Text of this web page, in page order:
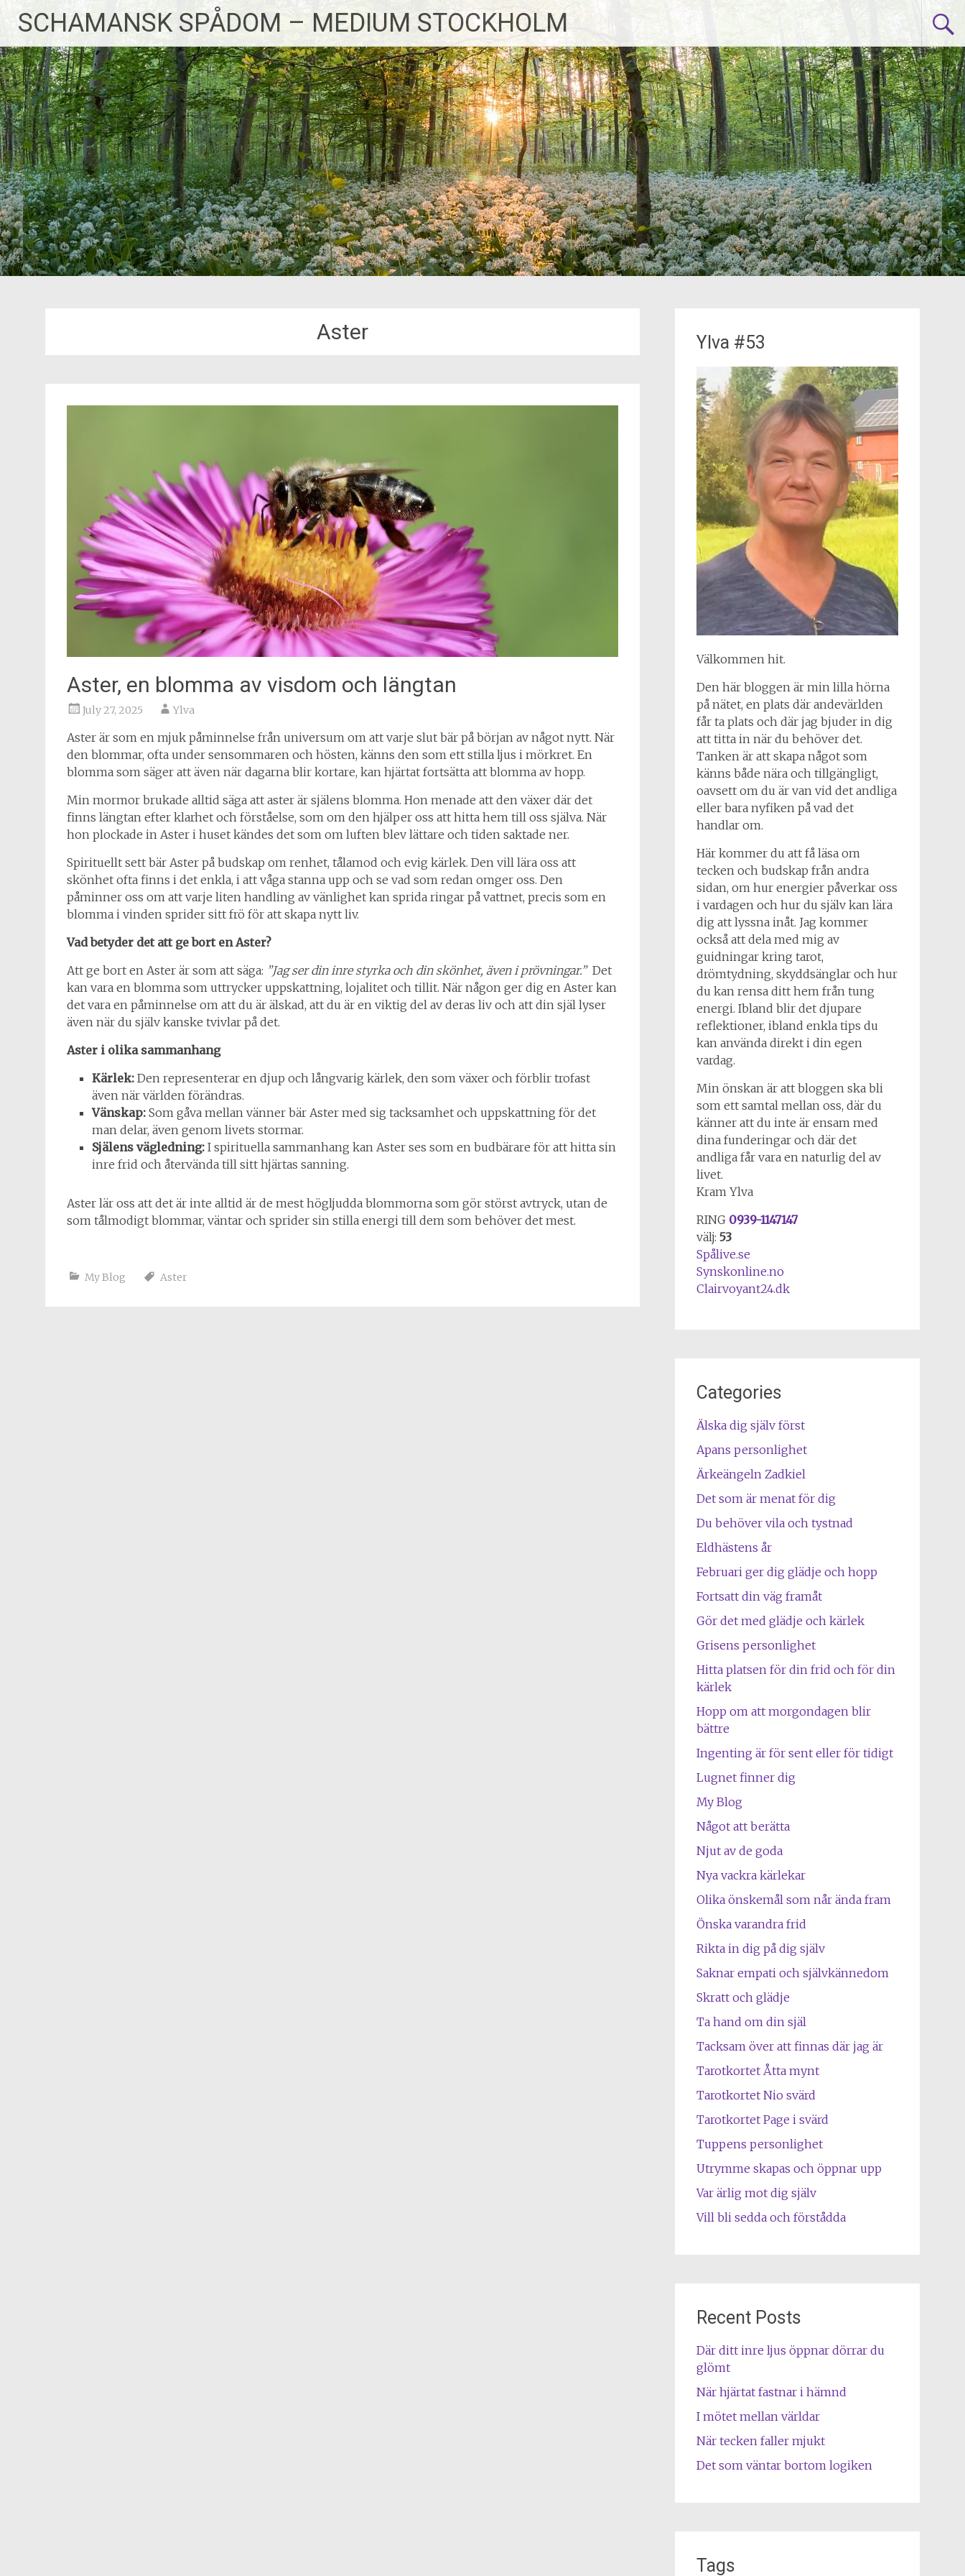
Skip
content
SCHAMANSK SPÅDOM – MEDIUM STOCKHOLM
Aster
Aster, en blomma av visdom och längtan
July 27, 2025 Ylva
Aster är som en mjuk påminnelse från universum om att varje slut bär på början av något nytt. När
den blommar, ofta under sensommaren och hösten, känns den som ett stilla ljus i mörkret. En
blomma som säger att även när dagarna blir kortare, kan hjärtat fortsätta att blomma av hopp.
Min mormor brukade alltid säga att aster är själens blomma. Hon menade att den växer där det
finns längtan efter klarhet och förståelse, som om den hjälper oss att hitta hem till oss själva. När
hon plockade in Aster i huset kändes det som om luften blev lättare och tiden saktade ner.
Spirituellt sett bär Aster på budskap om renhet, tålamod och evig kärlek. Den vill lära oss att
skönhet ofta finns i det enkla, i att våga stanna upp och se vad som redan omger oss. Den
påminner oss om att varje liten handling av vänlighet kan sprida ringar på vattnet, precis som en
blomma i vinden sprider sitt frö för att skapa nytt liv.
Vad betyder det att ge bort en Aster?
Att ge bort en Aster är som att säga: ”Jag ser din inre styrka och din skönhet, även i prövningar.”Det
kan vara en blomma som uttrycker uppskattning, lojalitet och tillit. När någon ger dig en Aster kan
det vara en påminnelse om att du är älskad, att du är en viktig del av deras liv och att din själ lyser
även när du själv kanske tvivlar på det.
Aster i olika sammanhang
Kärlek: Den representerar en djup och långvarig kärlek, den som växer och förblir trofast
även när världen förändras.
Vänskap: Som gåva mellan vänner bär Aster med sig tacksamhet och uppskattning för det
man delar, även genom livets stormar.
Själens vägledning: I spirituella sammanhang kan Aster ses som en budbärare för att hitta sin
inre frid och återvända till sitt hjärtas sanning.
Aster lär oss att det är inte alltid är de mest högljudda blommorna som gör störst avtryck, utan de
som tålmodigt blommar, väntar och sprider sin stilla energi till dem som behöver det mest.
My Blog Aster
Ylva #53
Välkommen hit.
Den här bloggen är min lilla hörna
på nätet, en plats där andevärlden
får ta plats och där jag bjuder in dig
att titta in när du behöver det.
Tanken är att skapa något som
känns både nära och tillgängligt,
oavsett om du är van vid det andliga
eller bara nyfiken på vad det
handlar om.
Här kommer du att få läsa om
tecken och budskap från andra
sidan, om hur energier påverkar oss
i vardagen och hur du själv kan lära
dig att lyssna inåt. Jag kommer
också att dela med mig av
guidningar kring tarot,
drömtydning, skyddsänglar och hur
du kan rensa ditt hem från tung
energi. Ibland blir det djupare
reflektioner, ibland enkla tips du
kan använda direkt i din egen
vardag.
Min önskan är att bloggen ska bli
som ett samtal mellan oss, där du
känner att du inte är ensam med
dina funderingar och där det
andliga får vara en naturlig del av
livet.
Kram Ylva
RING 0939-1147147
välj: 53
Spålive.se
Synskonline.no
Clairvoyant24.dk
Categories
Älska dig själv först
Apans personlighet
Ärkeängeln Zadkiel
Det som är menat för dig
Du behöver vila och tystnad
Eldhästens år
Februari ger dig glädje och hopp
Fortsatt din väg framåt
Gör det med glädje och kärlek
Grisens personlighet
Hitta platsen för din frid och för din
kärlek
Hopp om att morgondagen blir
bättre
Ingenting är för sent eller för tidigt
Lugnet finner dig
My Blog
Något att berätta
Njut av de goda
Nya vackra kärlekar
Olika önskemål som når ända fram
Önska varandra frid
Rikta in dig på dig själv
Saknar empati och självkännedom
Skratt och glädje
Ta hand om din själ
Tacksam över att finnas där jag är
Tarotkortet Åtta mynt
Tarotkortet Nio svärd
Tarotkortet Page i svärd
Tuppens personlighet
Utrymme skapas och öppnar upp
Var ärlig mot dig själv
Vill bli sedda och förstådda
Recent Posts
Där ditt inre ljus öppnar dörrar du
glömt
När hjärtat fastnar i hämnd
I mötet mellan världar
När tecken faller mjukt
Det som väntar bortom logiken
Tags